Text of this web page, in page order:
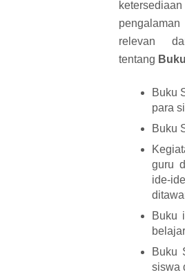
relevan
tentang
Buku
para
Buku
guru
ide-
Buku
Buku
siswa